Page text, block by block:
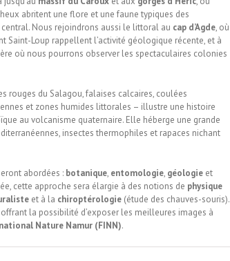
abritent une flore et une faune typiques des
Nous rejoindrons aussi le littoral au cap d’Agde, où
Saint-Loup rappellent l’activité géologique récente, et à
où nous pourrons observer les spectaculaires colonies
rouges du Salagou, falaises calcaires, coulées
et zones humides littorales – illustre une histoire
au volcanisme quaternaire. Elle héberge une grande
insectes thermophiles et rapaces nichant
abordées : botanique, entomologie, géologie et
cette approche sera élargie à des notions de physique
et à la chiroptérologie (étude des chauves-souris).
la possibilité d’exposer les meilleures images à
Nature Namur (FINN).